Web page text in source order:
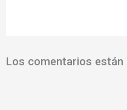
Los comentarios están